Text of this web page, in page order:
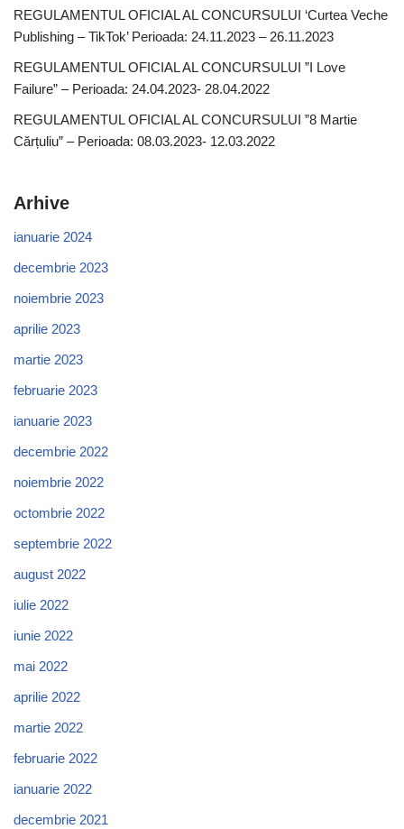
REGULAMENTUL OFICIAL AL CONCURSULUI ‘Curtea Veche
Publishing – TikTok’ Perioada: 24.11.2023 – 26.11.2023
REGULAMENTUL OFICIAL AL CONCURSULUI ”I Love
Failure” – Perioada: 24.04.2023- 28.04.2022
REGULAMENTUL OFICIAL AL CONCURSULUI ”8 Martie
Cărțuliu” – Perioada: 08.03.2023- 12.03.2022
Arhive
ianuarie 2024
decembrie 2023
noiembrie 2023
aprilie 2023
martie 2023
februarie 2023
ianuarie 2023
decembrie 2022
noiembrie 2022
octombrie 2022
septembrie 2022
august 2022
iulie 2022
iunie 2022
mai 2022
aprilie 2022
martie 2022
februarie 2022
ianuarie 2022
decembrie 2021